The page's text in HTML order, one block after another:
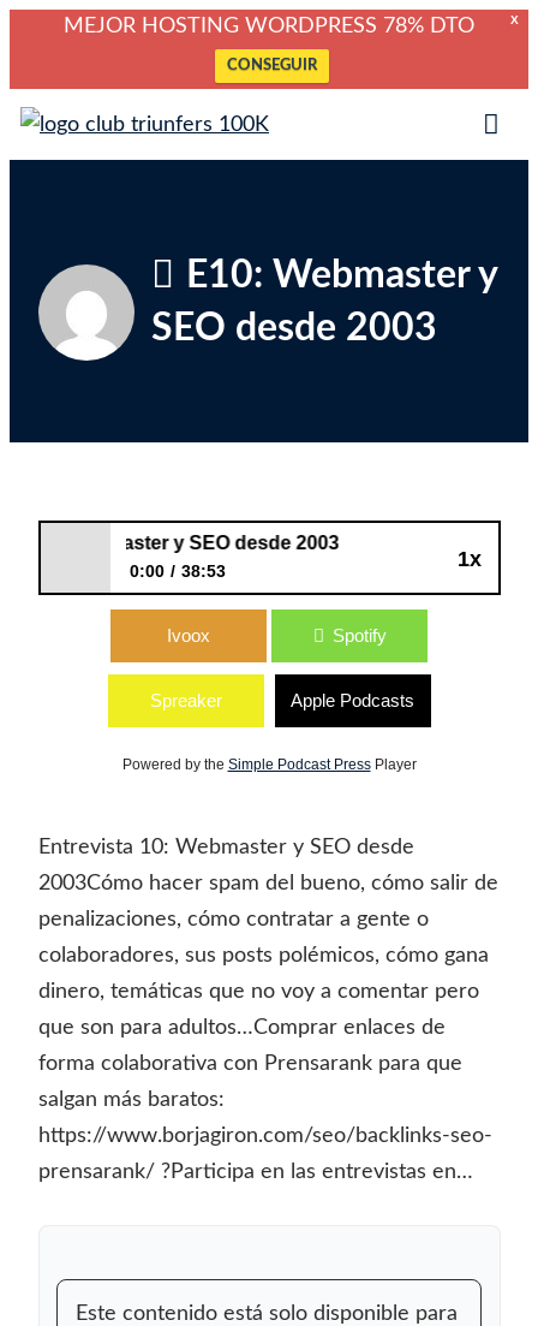
X
MEJOR HOSTING WORDPRESS 78% DTO
CONSEGUIR
Saltar
Club Triunfers
Club de Emprendedores Online
E10: Webmaster y
SEO desde 2003
1x
E10: Webmaster y SEO desde 2003
0:00 38:53
E10: Webmaster y SEO desde 2003
Ivoox Spotify
Spreaker Apple Podcasts
Powered by the Simple Podcast PressPlayer
Entrevista 10: Webmaster y SEO desde
2003Cómo hacer spam del bueno, cómo salir de
penalizaciones, cómo contratar a gente o
colaboradores, sus posts polémicos, cómo gana
dinero, temáticas que no voy a comentar pero
que son para adultos…Comprar enlaces de
forma colaborativa con Prensarank para que
salgan más baratos:
https://www.borjagiron.com/seo/backlinks-seo-
prensarank/ ?Participa en las entrevistas en…
Este contenido está solo disponible para